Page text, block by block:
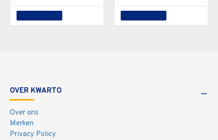
OVER KWARTO
Over ons
Merken
Privacy Policy